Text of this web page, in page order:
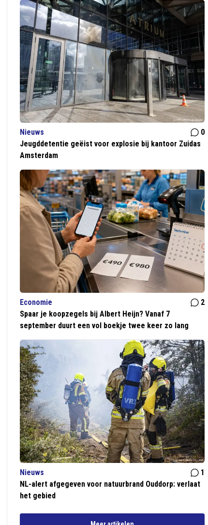
Nieuws
0
Jeugddetentie geëist voor explosie bij kantoor Zuidas
Amsterdam
Economie
2
Spaar je koopzegels bij Albert Heijn? Vanaf 7
september duurt een vol boekje twee keer zo lang
Nieuws
1
NL-alert afgegeven voor natuurbrand Ouddorp: verlaat
het gebied